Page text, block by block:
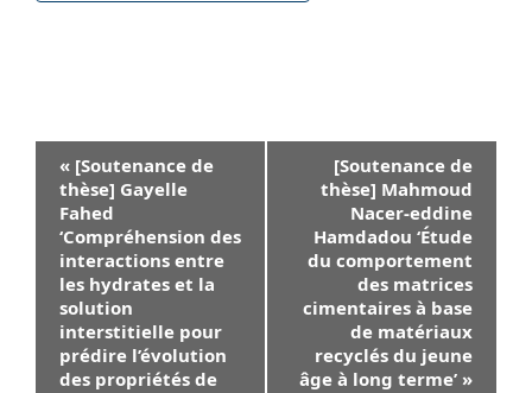
Évènement
« [Soutenance de
thèse] Gayelle
Fahed
‘Compréhension des
interactions entre
les hydrates et la
solution
interstitielle pour
prédire l’évolution
des propriétés de
[Soutenance de
thèse] Mahmoud
Nacer-eddine
Hamdadou ‘Étude
du comportement
des matrices
cimentaires à base
de matériaux
recyclés du jeune
âge à long terme’ »